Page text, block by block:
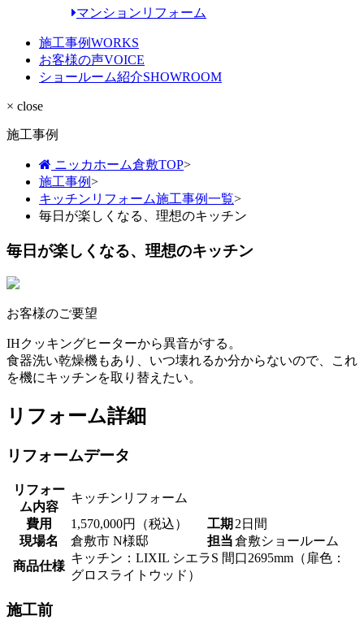
マンションリフォーム
施工事例WORKS
お客様の声VOICE
ショールーム紹介SHOWROOM
× close
施工事例
ニッカホーム倉敷TOP>
施工事例>
キッチンリフォーム施工事例一覧>
毎日が楽しくなる、理想のキッチン
毎日が楽しくなる、理想のキッチン
お客様のご要望
IHクッキングヒーターから異音がする。
食器洗い乾燥機もあり、いつ壊れるか分からないので、これ
を機にキッチンを取り替えたい。
リフォーム詳細
リフォームデータ
リフォー
ム内容
キッチンリフォーム
費用
1,570,000円（税込） 工期 2日間
現場名
倉敷市 N様邸 担当倉敷ショールーム
商品仕様
キッチン：LIXIL シエラS 間口2695mm（扉色：
グロスライトウッド）
施工前